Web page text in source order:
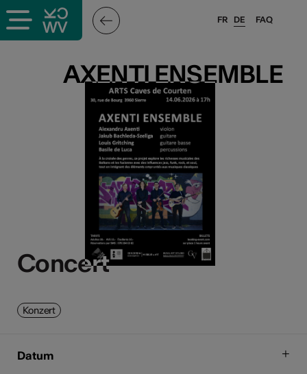
FAQ
FR DE
AXENTI ENSEMBLE
Concert
AXENTI ENSEMBLE
Concert
Konzert
Datum